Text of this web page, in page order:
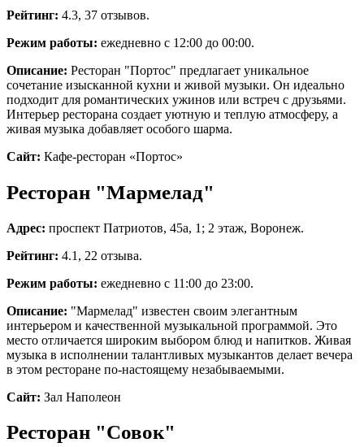
Рейтинг: 4.3, 37 отзывов.
Режим работы: ежедневно с 12:00 до 00:00.
Описание: Ресторан "Портос" предлагает уникальное
сочетание изысканной кухни и живой музыки. Он идеально
подходит для романтических ужинов или встреч с друзьями.
Интерьер ресторана создает уютную и теплую атмосферу, а
живая музыка добавляет особого шарма.
Сайт: Кафе-ресторан «Портос»
Ресторан "Мармелад"
Адрес: проспект Патриотов, 45а, 1; 2 этаж, Воронеж.
Рейтинг: 4.1, 22 отзыва.
Режим работы: ежедневно с 11:00 до 23:00.
Описание: "Мармелад" известен своим элегантным
интерьером и качественной музыкальной программой. Это
место отличается широким выбором блюд и напитков. Живая
музыка в исполнении талантливых музыкантов делает вечера
в этом ресторане по-настоящему незабываемыми.
Сайт: Зал Наполеон
Ресторан "Совок"